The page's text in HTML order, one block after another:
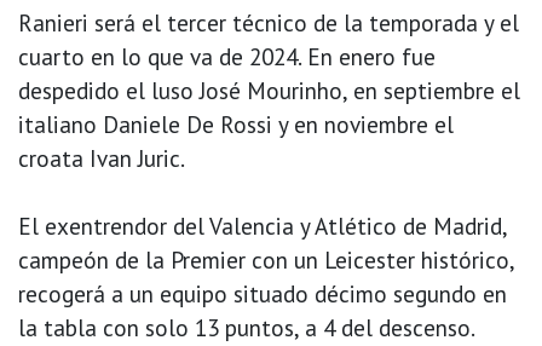
Ranieri será el tercer técnico de la temporada y el
cuarto en lo que va de 2024. En enero fue
despedido el luso José Mourinho, en septiembre el
italiano Daniele De Rossi y en noviembre el
croata Ivan Juric.
El exentrendor del Valencia y Atlético de Madrid,
campeón de la Premier con un Leicester histórico,
recogerá a un equipo situado décimo segundo en
la tabla con solo 13 puntos, a 4 del descenso.